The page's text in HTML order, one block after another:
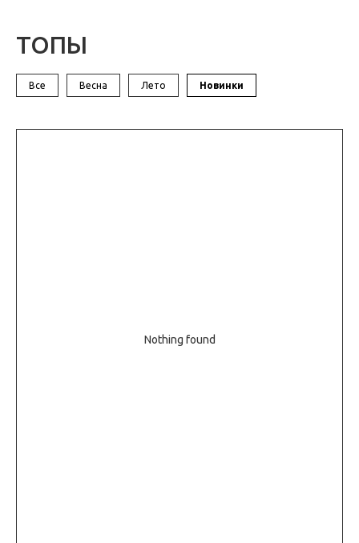
ТОПЫ
Все Весна Лето Новинки
Nothing found